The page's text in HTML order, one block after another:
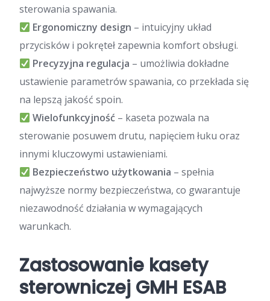
sterowania spawania.
Ergonomiczny design – intuicyjny układ
przycisków i pokręteł zapewnia komfort obsługi.
Precyzyjna regulacja – umożliwia dokładne
ustawienie parametrów spawania, co przekłada się
na lepszą jakość spoin.
Wielofunkcyjność – kaseta pozwala na
sterowanie posuwem drutu, napięciem łuku oraz
innymi kluczowymi ustawieniami.
Bezpieczeństwo użytkowania – spełnia
najwyższe normy bezpieczeństwa, co gwarantuje
niezawodność działania w wymagających
warunkach.
Zastosowanie kasety
sterowniczej GMH ESAB